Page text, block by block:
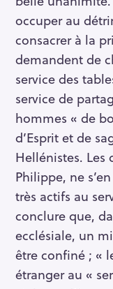
occuper au
consacrer à la
demandent de
service des
service de
hommes « de
d’Esprit et de
Hellénistes. Les
Philippe, ne
très actifs au
conclure que,
ecclésiale, un
être confiné ; «
étranger au «